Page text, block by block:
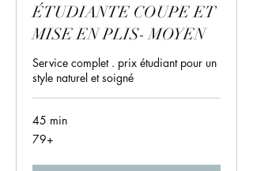
ÉTUDIANTE COUPE ET
MISE EN PLIS- MOYEN
Service complet . prix étudiant pour un
style naturel et soigné
45 min
79+
79+